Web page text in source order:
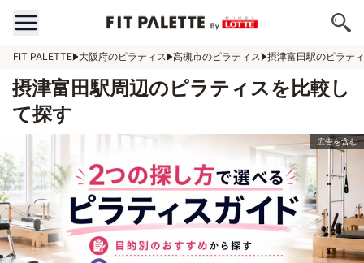
FIT PALETTE 大阪府のピラティス 高槻市のピラティス 摂津富田駅のピラテ
摂津富田駅周辺のピラティスを比較し
て探す